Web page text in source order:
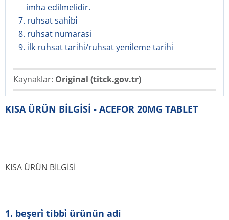
imha edilmelidir.
7. ruhsat sahi̇bi̇
8. ruhsat numarasi
9. i̇lk ruhsat tari̇hi̇/ruhsat yeni̇leme tari̇hi̇
Kaynaklar: Original (titck.gov.tr)
KISA ÜRÜN BİLGİSİ - ACEFOR 20MG TABLET
KISA ÜRÜN BİLGİSİ
1. beşeri̇ tibbi̇ ürünün adi